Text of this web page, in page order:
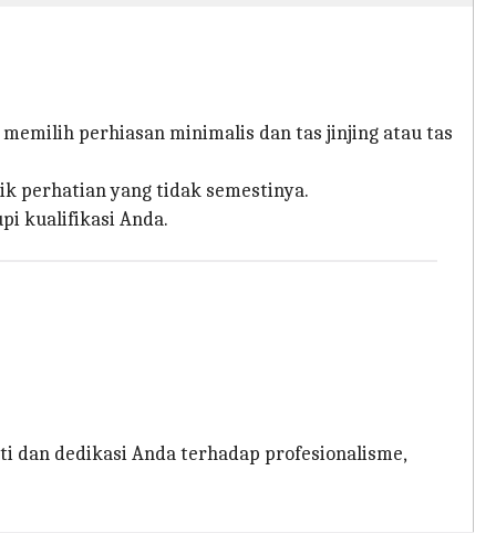
perhiasan minimalis dan tas jinjing atau tas
perhatian yang tidak semestinya.
kualifikasi Anda.
dedikasi Anda terhadap profesionalisme,